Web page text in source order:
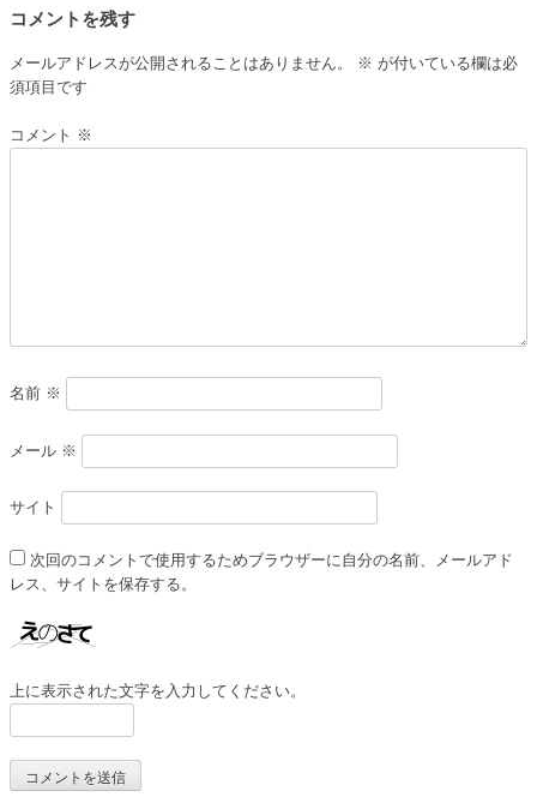
ナ
ビ
ゲ
ー
コメントを残す
メールアドレスが公開されることはありません。 ※ が付いている欄は必
須項目です
コメント ※
名前 ※
メール ※
サイト
次回のコメントで使用するためブラウザーに自分の名前、メールアド
レス、サイトを保存する。
上に表示された文字を入力してください。